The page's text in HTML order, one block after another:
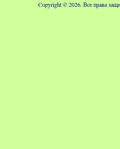
Copyright © 2026. Все права